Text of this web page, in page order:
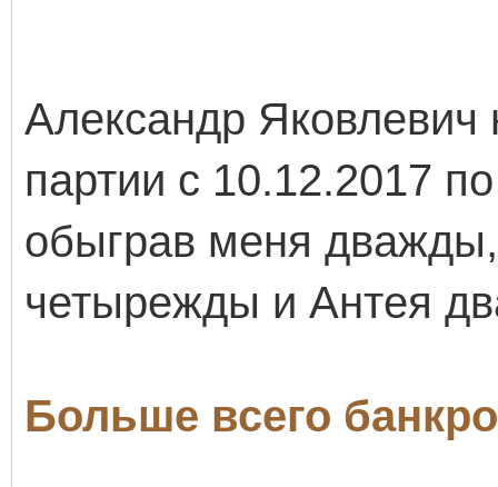
Александр Яковлевич
партии с 10.12.2017
обыграв меня
четырежды и Антея
Больше всего